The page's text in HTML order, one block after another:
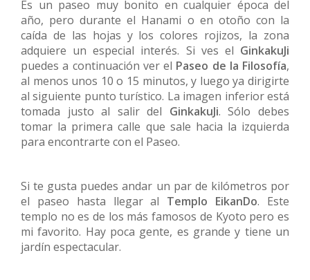
Es un paseo muy bonito en cualquier época del
año, pero durante el Hanami o en otoño con la
caída de las hojas y los colores rojizos, la zona
adquiere un especial interés. Si ves el GinkakuJi
puedes a continuación ver el Paseo de la Filosofía,
al menos unos 10 o 15 minutos, y luego ya dirigirte
al siguiente punto turístico. La imagen inferior está
tomada justo al salir del GinkakuJi. Sólo debes
tomar la primera calle que sale hacia la izquierda
para encontrarte con el Paseo.
Si te gusta puedes andar un par de kilómetros por
el paseo hasta llegar al Templo EikanDo. Este
templo no es de los más famosos de Kyoto pero es
mi favorito. Hay poca gente, es grande y tiene un
jardín espectacular.